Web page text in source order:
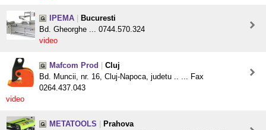
IPEMA
Bucuresti
Bd. Gheorghe ... 0744.570.324
video
Mafcom Prod
Cluj
Bd. Muncii, nr. 16, Cluj-Napoca, judetu .. ... Fax
0264.437.043
video
METATOOLS
Prahova